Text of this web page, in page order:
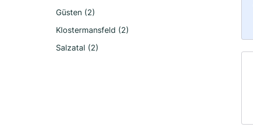
Güsten (2)
Klostermansfeld (2)
Salzatal (2)